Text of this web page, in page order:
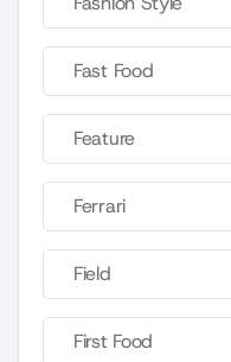
Fast Food
Feature
Ferrari
Field
First Food